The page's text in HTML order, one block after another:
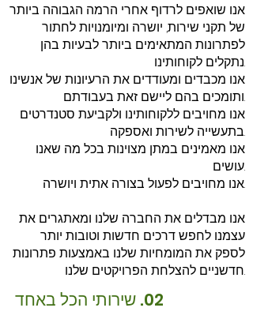
אנו שואפים לרדוף אחרי הרמה הגבוהה ביותר
של תקני שירות, יושרה ומיומנויות לחתור
לפתרונות המתאימים ביותר לבעיות בהן
נתקלים לקוחותינו.
אנו מכבדים ומעודדים את הרעיונות של אנשינו
ותומכים בהם ליישם זאת בעבודתם.
אנו מחויבים ללקוחותינו ולקביעת סטנדרטים
בתעשייה לשירות ואספקה.
אנו מאמינים במתן מצוינות בכל מה שאנו
עושים.
אנו מחויבים לפעול בצורה אתית ויושרה.
אנו מבדלים את החברה שלנו ומאתגרים את
עצמנו לחפש דרכים חדשות וטובות יותר
לספק את המומחיות שלנו באמצעות פתרונות
חדשניים להצלחת הפרויקטים שלנו.
02. שירותי הכל באחד